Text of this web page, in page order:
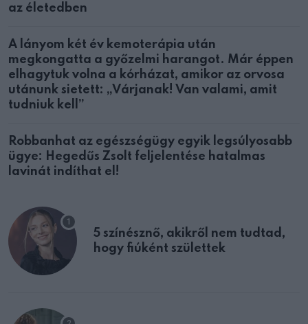
az életedben
A lányom két év kemoterápia után
megkongatta a győzelmi harangot. Már éppen
elhagytuk volna a kórházat, amikor az orvosa
utánunk sietett: „Várjanak! Van valami, amit
tudniuk kell”
Robbanhat az egészségügy egyik legsúlyosabb
ügye: Hegedűs Zsolt feljelentése hatalmas
lavinát indíthat el!
5 színésznő, akikről nem tudtad,
hogy fiúként születtek